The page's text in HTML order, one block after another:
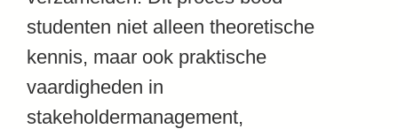
studenten niet alleen theoretische
kennis, maar ook praktische
vaardigheden in
stakeholdermanagement,